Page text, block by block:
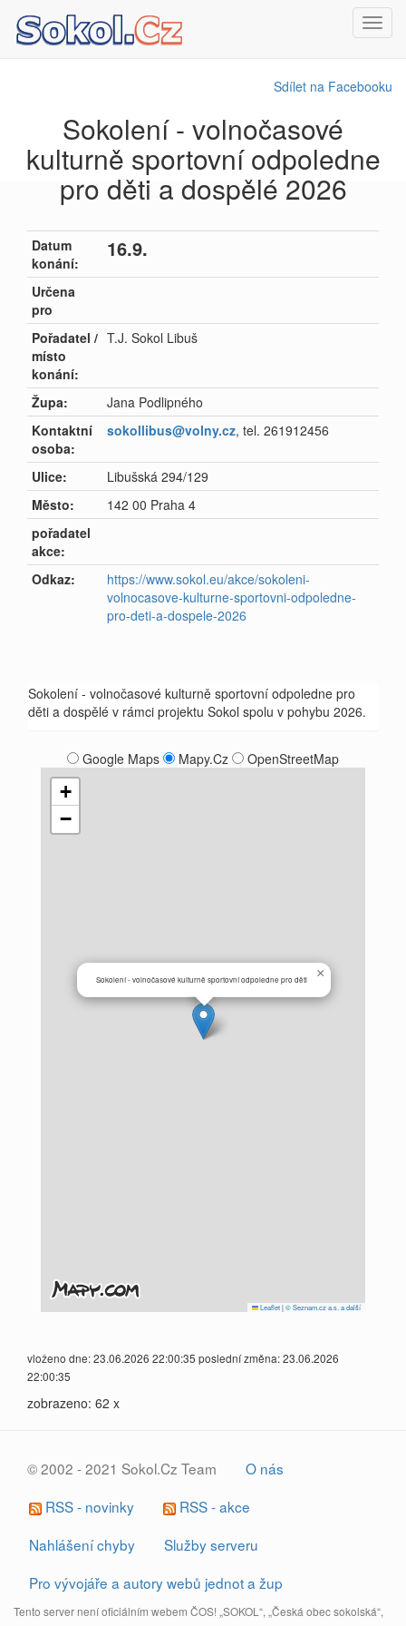
Sdílet na Facebooku
Sokolení - volnočasové
kulturně sportovní odpoledne
pro děti a dospělé 2026
Datum
konání:
16.9.
Určena
pro
Pořadatel /
místo
konání:
T.J. Sokol Libuš
Župa:
Jana Podlipného
Kontaktní
osoba:
sokollibus@volny.cz, tel. 261912456
Ulice:
Libušská 294/129
Město:
142 00 Praha 4
pořadatel
akce:
Odkaz:
https://www.sokol.eu/akce/sokoleni-
volnocasove-kulturne-sportovni-odpoledne-
pro-deti-a-dospele-2026
Sokolení - volnočasové kulturně sportovní odpoledne pro
děti a dospělé v rámci projektu Sokol spolu v pohybu 2026.
Google Maps Mapy.Cz OpenStreetMap
Sokolení - volnočasové kulturně sportovní odpoledne pro děti ×
+
−
Leaflet|© Seznam.cz a.s. a další
vloženo dne: 23.06.2026 22:00:35 poslední změna: 23.06.2026
22:00:35
zobrazeno: 62 x
© 2002 - 2021 Sokol.Cz Team
O nás
RSS - novinky
RSS - akce
Nahlášení chyby
Služby serveru
Pro vývojáře a autory webů jednot a žup
Tento server není oficiálním webem ČOS! „SOKOL“, „Česká obec sokolská“,